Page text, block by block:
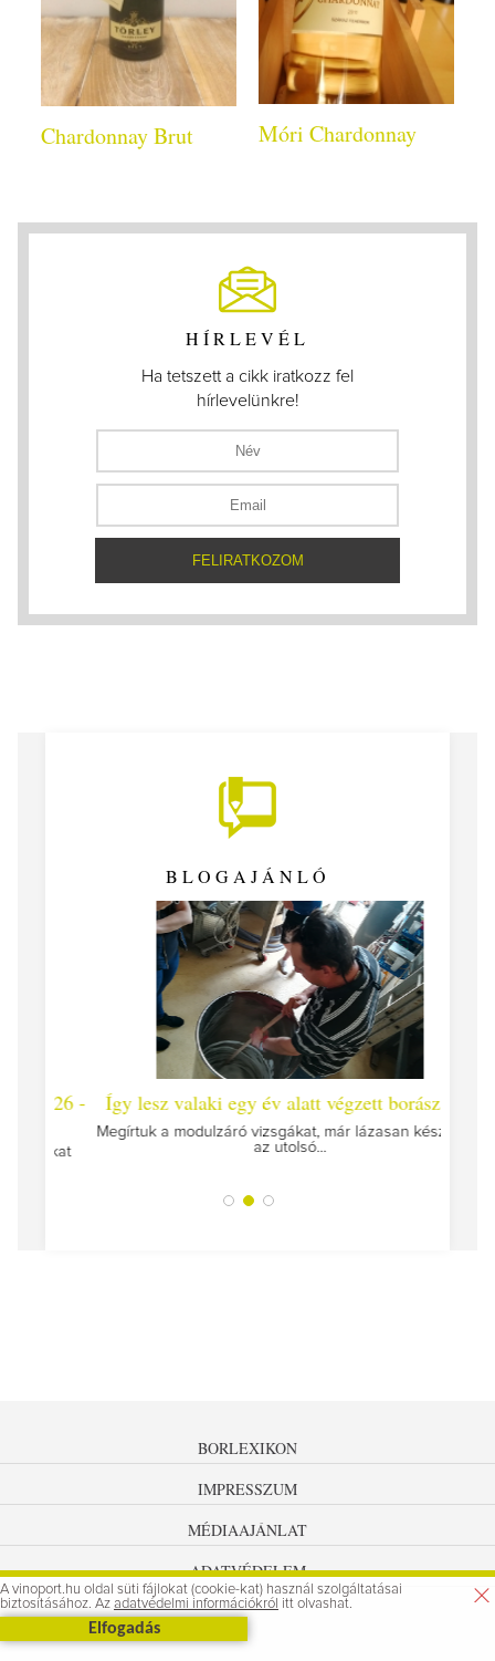
Chardonnay Brut Móri Chardonnay
HÍRLEVÉL
Ha tetszett a cikk iratkozz fel
hírlevelünkre!
BLOGAJÁNLÓ
Így lesz valaki egy év alatt végzett borász #25
Megírtuk a modulzáró vizsgákat, már lázasan készülünk
az utolsó...
BORLEXIKON
IMPRESSZUM
MÉDIAAJÁNLAT
ADATVÉDELEM
A vinoport.hu oldal süti fájlokat (cookie-kat) használ szolgáltatásai
biztosításához. Az adatvédelmi információkról itt olvashat.
Elfogadás